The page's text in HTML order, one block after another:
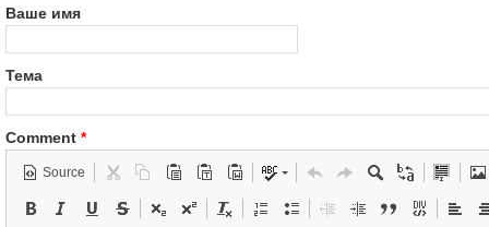
Ваше имя
Тема
Comment *
Source